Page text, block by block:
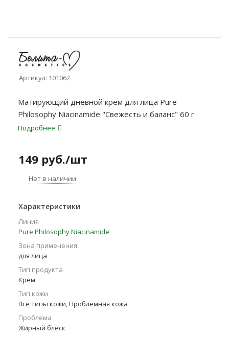
Артикул: 101062
Матирующий дневной крем для лица Pure
Philosophy Niacinamide "Свежесть и баланс" 60 г
Подробнее
149 руб./шт
Нет в наличии
Характеристики
Линия
Pure Philosophy Niacinamide
Зона применения
для лица
Тип продукта
Крем
Тип кожи
Все типы кожи, Проблемная кожа
Проблема
Жирный блеск